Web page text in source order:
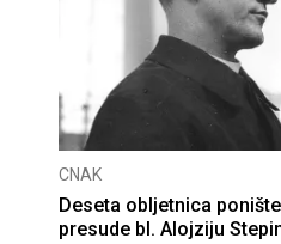
CNAK
Deseta obljetnica
presude bl. Alojziju